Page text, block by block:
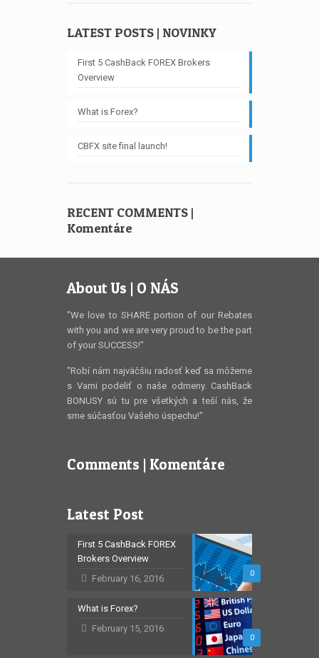
LATEST POSTS | NOVINKY
First 5 CashBack FOREX Brokers
Overview
What is Forex?
CBFX site final launch!
RECENT COMMENTS |
Komentáre
About Us | O NÁS
"We love to SHARE portion of our Rebates
with you and we are very proud to be the part
of your SUCCESS!"
"Robí nám najväčšiu radosť keď sa môžeme
s Vami podeliť o naše odmeny. CashBack
BONUSY sú tu pre všetkých a teší nás, že
sme súčasťou Vašeho úspechu!"
Comments | Komentáre
Latest Post
0
First 5 CashBack FOREX
Brokers Overview
February 16, 2016
0
What is Forex?
February 15, 2016